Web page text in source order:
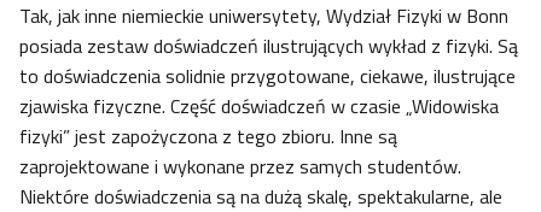
Tak, jak inne niemieckie uniwersytety, Wydział Fizyki w Bonn
posiada zestaw doświadczeń ilustrujących wykład z fizyki. Są
to doświadczenia solidnie przygotowane, ciekawe, ilustrujące
zjawiska fizyczne. Część doświadczeń w czasie „Widowiska
fizyki” jest zapożyczona z tego zbioru. Inne są
zaprojektowane i wykonane przez samych studentów.
Niektóre doświadczenia są na dużą skalę, spektakularne, ale